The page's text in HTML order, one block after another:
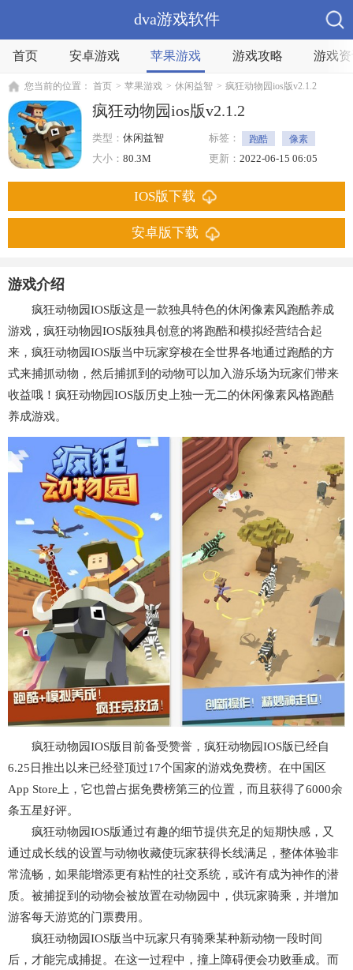
dva游戏软件
首页 安卓游戏 苹果游戏 游戏攻略 游戏
您当前的位置： 首页 > 苹果游戏 > 休闲益智 > 疯狂动物园ios版v2.1.2
疯狂动物园ios版v2.1.2
类型： 休闲益智 标签： 跑酷 像素
大小： 80.3M 更新： 2022-06-15 06:05
IOS版下载
安卓版下载
游戏介绍
疯狂动物园IOS版这是一款独具特色的休闲像素风跑酷养成
游戏，疯狂动物园IOS版独具创意的将跑酷和模拟经营结合起
来，疯狂动物园IOS版当中玩家穿梭在全世界各地通过跑酷的方
式来捕抓动物，然后捕抓到的动物可以加入游乐场为玩家们带来
收益哦！疯狂动物园IOS版历史上独一无二的休闲像素风格跑酷
养成游戏。
疯狂动物园IOS版目前备受赞誉，疯狂动物园IOS版已经自
6.25日推出以来已经登顶过17个国家的游戏免费榜。在中国区
App Store上，它也曾占据免费榜第三的位置，而且获得了6000余
条五星好评。
疯狂动物园IOS版通过有趣的细节提供充足的短期快感，又
通过成长线的设置与动物收藏使玩家获得长线满足，整体体验非
常流畅，如果能增添更有粘性的社交系统，或许有成为神作的潜
质。被捕捉到的动物会被放置在动物园中，供玩家骑乘，并增加
游客每天游览的门票费用。
疯狂动物园IOS版当中玩家只有骑乘某种新动物一段时间
后，才能完成捕捉。在这一过程中，撞上障碍便会功败垂成。而